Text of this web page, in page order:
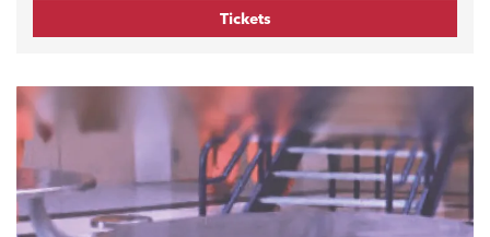
Tickets